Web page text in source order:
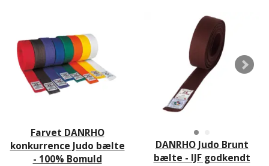
Farvet DANRHO
konkurrence Judo bælte
- 100% Bomuld
DANRHO Judo Brunt
bælte - IJF godkendt